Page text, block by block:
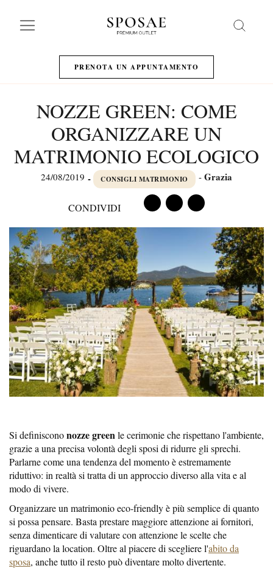
PRENOTA UN APPUNTAMENTO
NOZZE GREEN: COME
ORGANIZZARE UN
MATRIMONIO ECOLOGICO
24/08/2019 - CONSIGLI MATRIMONIO - Grazia
CONDIVIDI
Si definiscononozze greenle cerimonie che rispettano l'ambiente,
grazie a una precisa volontà degli sposi di ridurre gli sprechi.
Parlarne come una tendenza del momento è estremamente
riduttivo: in realtà si tratta di un approccio diverso alla vita e al
modo di vivere.
Organizzare un matrimonio eco-friendly è più semplice di quanto
si possa pensare. Basta prestare maggiore attenzione ai fornitori,
senza dimenticare di valutare con attenzione le scelte che
riguardano la location. Oltre al piacere di scegliere l'abito da
sposa, anche tutto il resto può diventare molto divertente.